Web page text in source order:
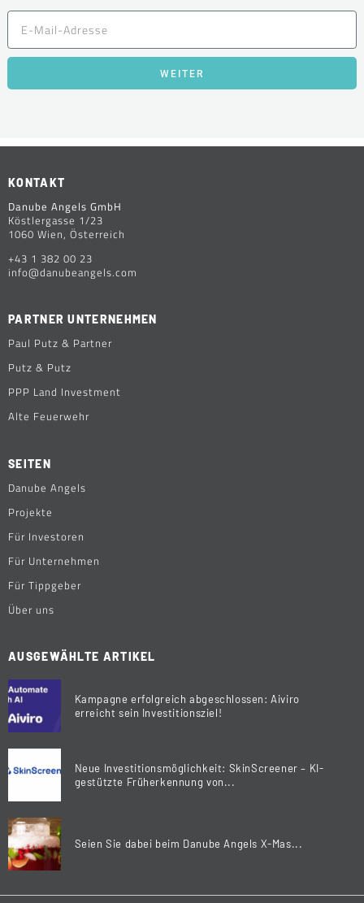
WEITER
KONTAKT
Danube Angels GmbH
Köstlergasse 1/23
1060 Wien, Österreich
+43 1 382 00 23
info@danubeangels.com
PARTNER UNTERNEHMEN
Paul Putz & Partner
Putz & Putz
PPP Land Investment
Alte Feuerwehr
SEITEN
Danube Angels
Projekte
Für Investoren
Für Unternehmen
Für Tippgeber
Über uns
AUSGEWÄHLTE ARTIKEL
Kampagne erfolgreich abgeschlossen: Aiviro
erreicht sein Investitionsziel!
Neue Investitionsmöglichkeit: SkinScreener – KI-
gestützte Früherkennung von...
Seien Sie dabei beim Danube Angels X-Mas...